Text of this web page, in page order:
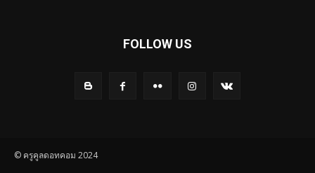
FOLLOW US
© ครูคูลดอทคอม 2024